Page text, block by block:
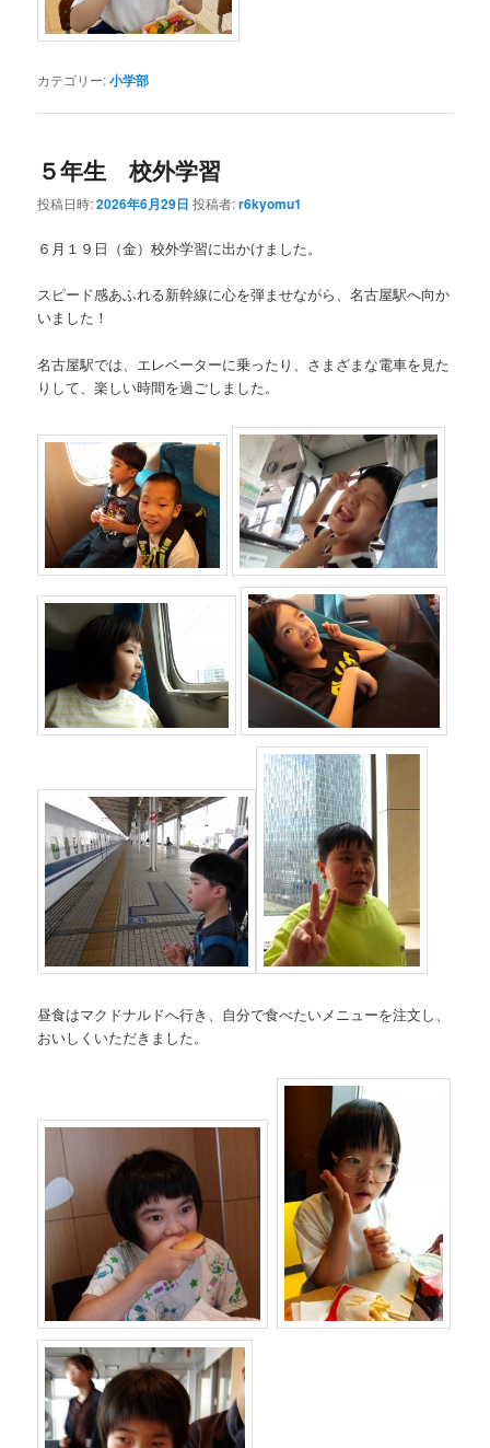
カテゴリー:小学部
５年生 校外学習
投稿日時:2026年6月29日 投稿者:r6kyomu1
６月１９日（金）校外学習に出かけました。
スピード感あふれる新幹線に心を弾ませながら、名古屋駅へ向か
いました！
名古屋駅では、エレベーターに乗ったり、さまざまな電車を見た
りして、楽しい時間を過ごしました。
昼食はマクドナルドへ行き、自分で食べたいメニューを注文し、
おいしくいただきました。